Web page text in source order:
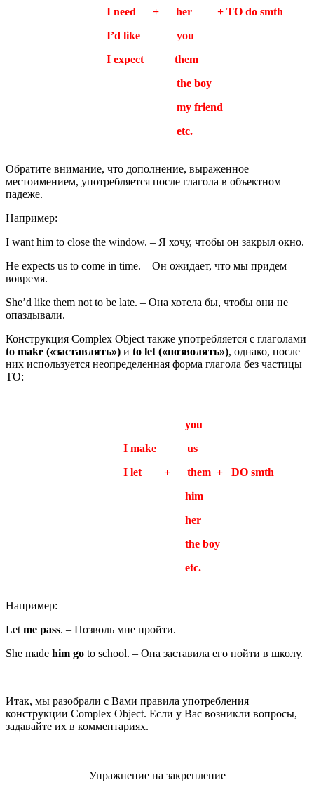
I need + her + TO do smth
I’d like you
I expect them
the boy
my friend
etc.
Обратите внимание, что дополнение, выраженное
местоимением, употребляется после глагола в объектном
падеже.
Например:
I want him to close the window. – Я хочу, чтобы он закрыл окно.
He expects us to come in time. – Он ожидает, что мы придем
вовремя.
She’d like them not to be late. – Она хотела бы, чтобы они не
опаздывали.
Конструкция Complex Object также употребляется с глаголами
to make («заставлять») и to let («позволять»), однако, после
них используется неопределенная форма глагола без частицы
TO:
you
I make us
I let + them + DO smth
him
her
the boy
etc.
Например:
Let me pass. – Позволь мне пройти.
She made him go to school. – Она заставила его пойти в школу.
Итак, мы разобрали с Вами правила употребления
конструкции Complex Object. Если у Вас возникли вопросы,
задавайте их в комментариях.
Упражнение на закрепление